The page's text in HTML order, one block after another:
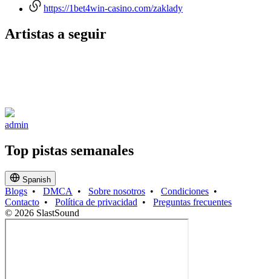
https://1bet4win-casino.com/zaklady
Artistas a seguir
admin
Top pistas semanales
Spanish
Blogs • DMCA • Sobre nosotros • Condiciones •
Contacto • Política de privacidad • Preguntas frecuentes
© 2026 SlastSound